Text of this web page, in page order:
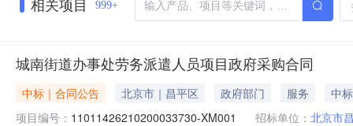
相关项目 999+
城南街道办事处劳务派遣人员项目政府采购合同
中标｜合同公告 北京市｜昌平区 政府部门 服务
中
项目编号： 11011426210200033730-XM001 招标单位： 北京市